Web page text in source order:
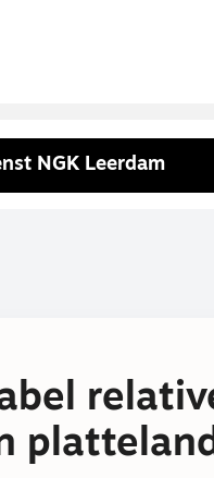
NGK Leerdam